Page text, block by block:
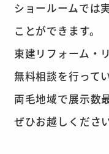
ショールームでは
ことができます。
東建リフォーム・
無料相談を行ってい
両毛地域で展示数
ぜひお越しくださ